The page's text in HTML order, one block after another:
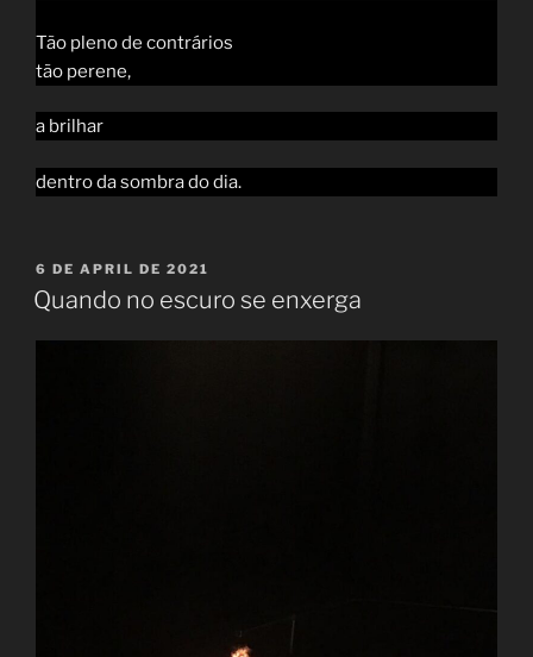
Tão pleno de contrários
tão perene,
a brilhar
dentro da sombra do dia.
POSTED
ON
6 DE APRIL DE 2021
Quando no escuro se enxerga